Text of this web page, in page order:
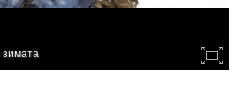
зимата